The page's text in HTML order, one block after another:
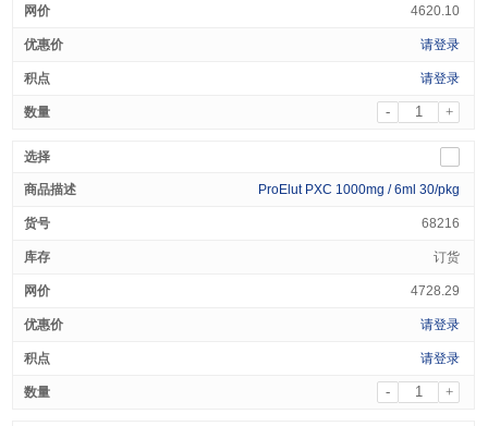
4620.10
请登录
请登录
- +
ProElut PXC 1000mg / 6ml 30/pkg
68216
订货
4728.29
请登录
请登录
- +